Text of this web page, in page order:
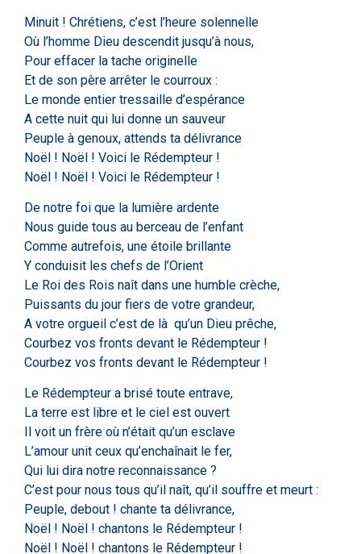
Minuit ! Chrétiens, c’est l’heure solennelle
Où l’homme Dieu descendit jusqu’à nous,
Pour effacer la tache originelle
Et de son père arrêter le courroux :
Le monde entier tressaille d’espérance
A cette nuit qui lui donne un sauveur
Peuple à genoux, attends ta délivrance
Noël ! Noël ! Voici le Rédempteur !
Noël ! Noël ! Voici le Rédempteur !
De notre foi que la lumière ardente
Nous guide tous au berceau de l’enfant
Comme autrefois, une étoile brillante
Y conduisit les chefs de l’Orient
Le Roi des Rois naît dans une humble crèche,
Puissants du jour fiers de votre grandeur,
A votre orgueil c’est de là qu’un Dieu prêche,
Courbez vos fronts devant le Rédempteur !
Courbez vos fronts devant le Rédempteur !
Le Rédempteur a brisé toute entrave,
La terre est libre et le ciel est ouvert
Il voit un frère où n’était qu’un esclave
L’amour unit ceux qu’enchaînait le fer,
Qui lui dira notre reconnaissance ?
C’est pour nous tous qu’il naît, qu’il souffre et meurt :
Peuple, debout ! chante ta délivrance,
Noël ! Noël ! chantons le Rédempteur !
Noël ! Noël ! chantons le Rédempteur !